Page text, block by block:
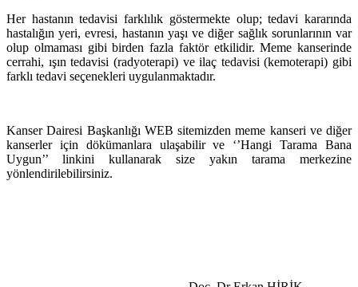
Her hastanın tedavisi farklılık göstermekte olup; tedavi kararında
hastalığın yeri, evresi, hastanın yaşı ve diğer sağlık sorunlarının var
olup olmaması gibi birden fazla faktör etkilidir. Meme kanserinde
cerrahi, ışın tedavisi (radyoterapi) ve ilaç tedavisi (kemoterapi) gibi
farklı tedavi seçenekleri uygulanmaktadır.
Kanser Dairesi Başkanlığı WEB sitemizden meme kanseri ve diğer
kanserler için dökümanlara ulaşabilir ve ‘’Hangi Tarama Bana
Uygun’’ linkini kullanarak size yakın tarama merkezine
yönlendirilebilirsiniz.